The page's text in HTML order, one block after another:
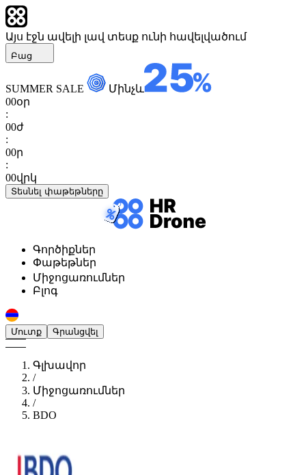
Այս էջն ավելի լավ տեսք ունի հավելվածում
Բաց
SUMMER SALE
Մինչև
00օր
:
00ժ
:
00ր
:
00վրկ
Տեսնել փաթեթները
Գործիքներ
Փաթեթներ
Միջոցառումներ
Բլոգ
Մուտք Գրանցվել
Գլխավոր
/
Միջոցառումներ
/
BDO